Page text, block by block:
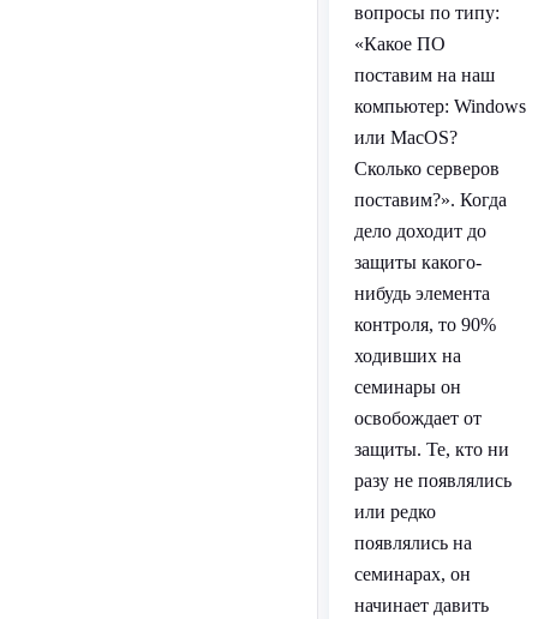
вопросы по типу:
«Какое ПО
поставим на наш
компьютер: Windows
или MacOS?
Сколько серверов
поставим?». Когда
дело доходит до
защиты какого-
нибудь элемента
контроля, то 90%
ходивших на
семинары он
освобождает от
защиты. Те, кто ни
разу не появлялись
или редко
появлялись на
семинарах, он
начинает давить